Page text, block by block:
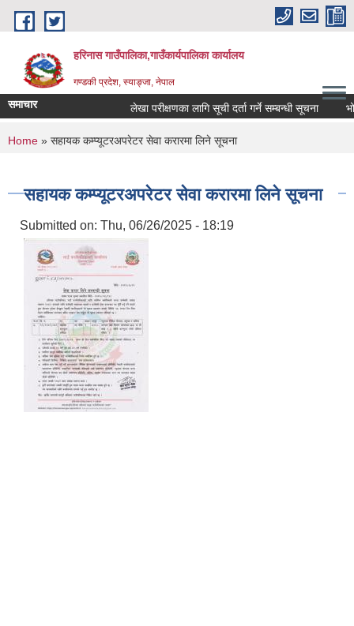
Skip to main content
हरिनास गाउँपालिका,गाउँकार्यपालिका कार्यालय
गण्डकी प्रदेश, स्याङ्जा, नेपाल
समाचार लेखा परीक्षणका लागि सूची दर्ता गर्ने सम्बन्धी सूचना भोज
You are here
Home » सहायक कम्प्यूटरअपरेटर सेवा करारमा लिने सूचना
सहायक कम्प्यूटरअपरेटर सेवा करारमा लिने सूचना
Submitted on: Thu, 06/26/2025 - 18:19